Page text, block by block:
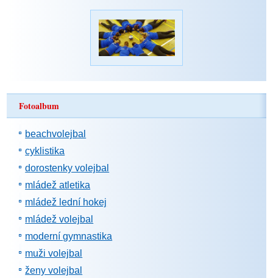
Fotoalbum
beachvolejbal
cyklistika
dorostenky volejbal
mládež atletika
mládež lední hokej
mládež volejbal
moderní gymnastika
muži volejbal
ženy volejbal